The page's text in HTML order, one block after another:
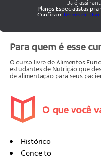
Já é
Planos Especialistas
Confira oTermo de Uso.
Para quem é esse
O curso livre de Alimentos
estudantes de Nutrição que
de alimentação para seus
O que você
Histórico
Conceito